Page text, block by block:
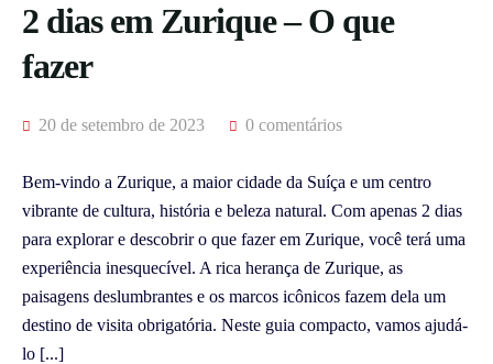
2 dias em Zurique – O que
fazer
20 de setembro de 2023 0 comentários
Bem-vindo a Zurique, a maior cidade da Suíça e um centro
vibrante de cultura, história e beleza natural. Com apenas 2 dias
para explorar e descobrir o que fazer em Zurique, você terá uma
experiência inesquecível. A rica herança de Zurique, as
paisagens deslumbrantes e os marcos icônicos fazem dela um
destino de visita obrigatória. Neste guia compacto, vamos ajudá-
lo [...]